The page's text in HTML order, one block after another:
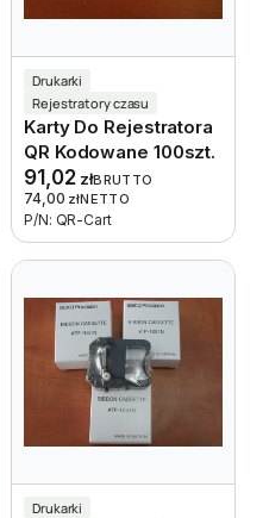
Drukarki
Rejestratory czasu
Karty Do Rejestratora
QR Kodowane 100szt.
91,02 złBRUTTO
74,00 złNETTO
P/N: QR-Cart
Drukarki